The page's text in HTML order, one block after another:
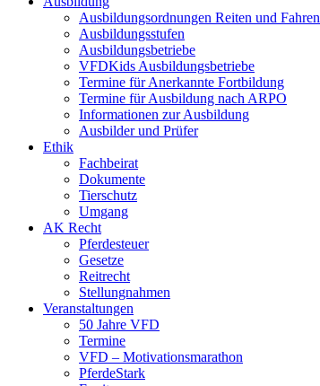
Ausbildungsordnungen Reiten und Fahren
Ausbildungsstufen
Ausbildungsbetriebe
VFDKids Ausbildungsbetriebe
Termine für Anerkannte Fortbildung
Termine für Ausbildung nach ARPO
Informationen zur Ausbildung
Ausbilder und Prüfer
Ethik
Fachbeirat
Dokumente
Tierschutz
Umgang
AK Recht
Pferdesteuer
Gesetze
Reitrecht
Stellungnahmen
Veranstaltungen
50 Jahre VFD
Termine
VFD – Motivationsmarathon
PferdeStark